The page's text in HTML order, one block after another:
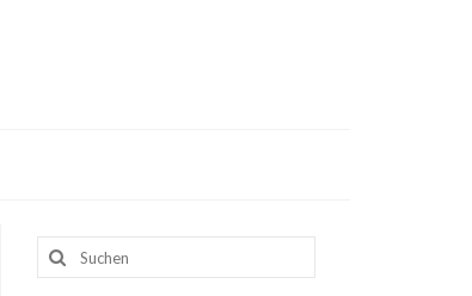
Suche
nach: